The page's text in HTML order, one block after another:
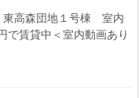
東高森団地１号棟 室内
賃貸中＜室内動画あり